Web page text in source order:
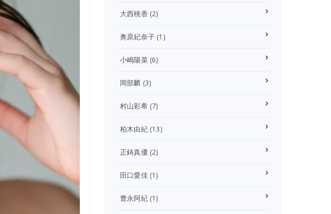
大西桃香 (2)
奥原妃奈子 (1)
小嶋陽菜(6)
岡部麟 (3)
村山彩希(7)
柏木由紀(13)
正鋳真優(2)
田口愛佳(1)
豊永阿紀(1)